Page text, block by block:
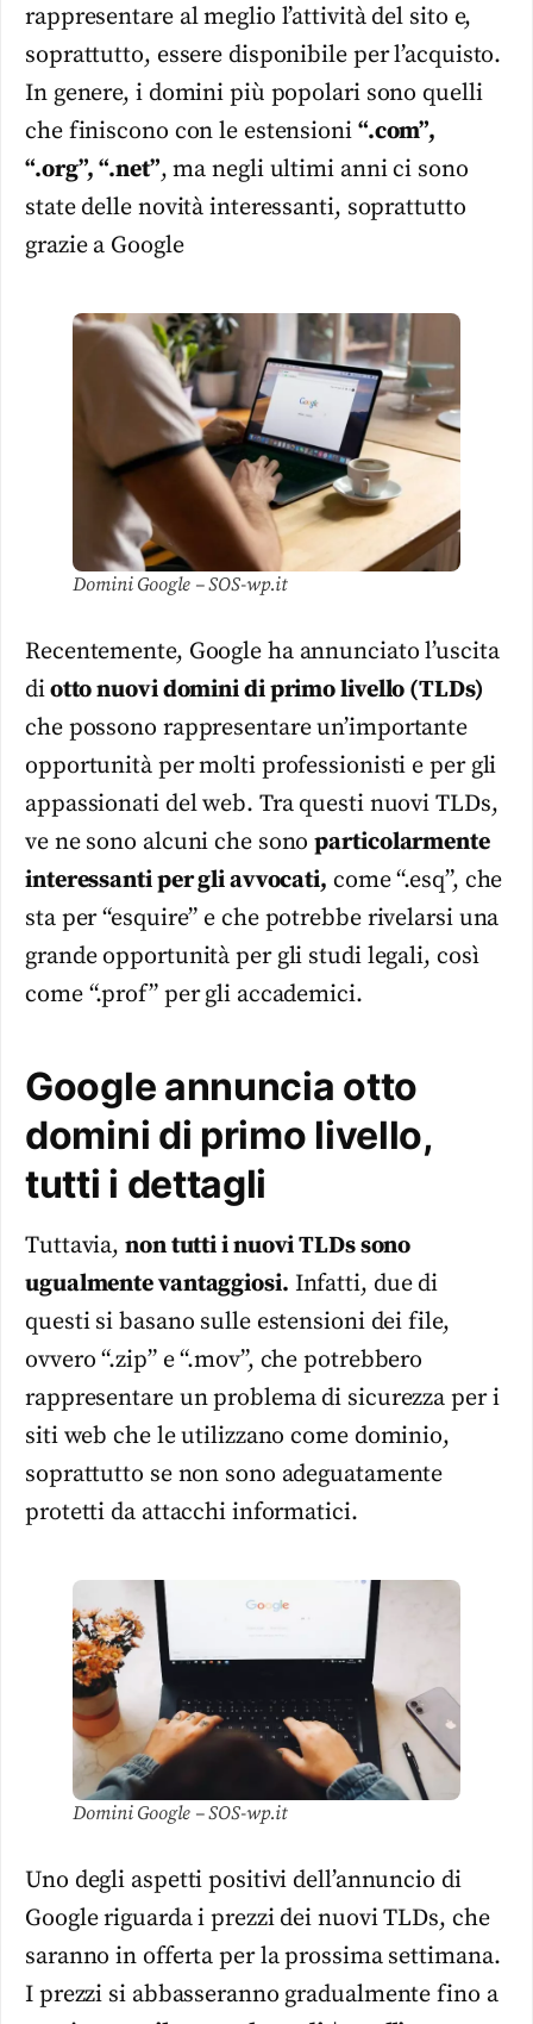
rappresentare al meglio l’attività del sito e,
soprattutto, essere disponibile per l’acquisto.
In genere, i domini più popolari sono quelli
che finiscono con le estensioni “.com”,
“.org”, “.net”, ma negli ultimi anni ci sono
state delle novità interessanti, soprattutto
grazie a Google
Domini Google – SOS-wp.it
Recentemente, Google ha annunciato l’uscita
diotto nuovi domini di primo livello (TLDs)
che possono rappresentare un’importante
opportunità per molti professionisti e per gli
appassionati del web. Tra questi nuovi TLDs,
ve ne sono alcuni che sonoparticolarmente
interessanti per gli avvocati, come “.esq”, che
sta per “esquire” e che potrebbe rivelarsi una
grande opportunità per gli studi legali, così
come “.prof” per gli accademici.
Google annuncia otto
domini di primo livello,
tutti i dettagli
Tuttavia, non tutti i nuovi TLDs sono
ugualmente vantaggiosi. Infatti, due di
questi si basano sulle estensioni dei file,
ovvero “.zip” e “.mov”, che potrebbero
rappresentare un problema di sicurezza per i
siti web che le utilizzano come dominio,
soprattutto se non sono adeguatamente
protetti da attacchi informatici.
Domini Google – SOS-wp.it
Uno degli aspetti positivi dell’annuncio di
Google riguarda i prezzi dei nuovi TLDs, che
saranno in offerta per la prossima settimana.
I prezzi si abbasseranno gradualmente fino a